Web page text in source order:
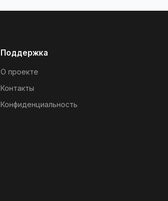
Поддержка
О проекте
Контакты
Конфиденциальность